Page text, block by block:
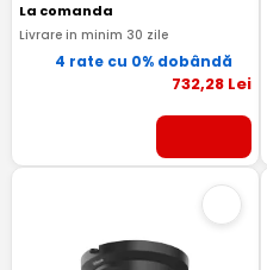
La comanda
Livrare in minim 30 zile
4 rate cu 0% dobândă
732,28Lei